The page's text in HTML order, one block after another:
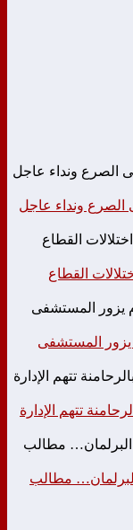
الصرع ونداء عاجل
القطاع
يزور المستشفى
تتهم الإدارة
مطالب